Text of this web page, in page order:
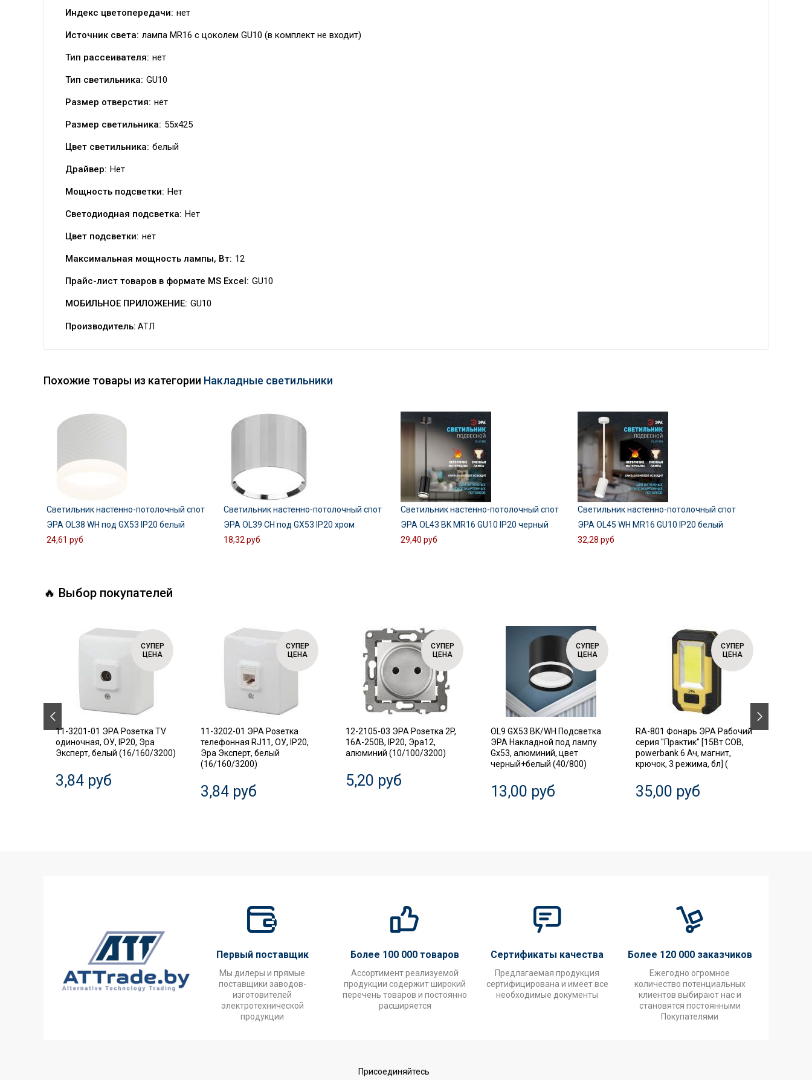
Индекс цветопередачи: нет
Источник света: лампа MR16 с цоколем GU10 (в комплект не входит)
Тип рассеивателя: нет
Тип светильника: GU10
Размер отверстия: нет
Размер светильника: 55x425
Цвет светильника: белый
Драйвер: Нет
Мощность подсветки: Нет
Светодиодная подсветка: Нет
Цвет подсветки: нет
Максимальная мощность лампы, Вт: 12
Прайс-лист товаров в формате MS Excel: GU10
МОБИЛЬНОЕ ПРИЛОЖЕНИЕ: GU10
Производитель: АТЛ
Похожие товары из категории Накладные светильники
Светильник настенно-потолочный спот
ЭРА OL38 WH под GX53 IP20 белый
24,61 руб
Светильник настенно-потолочный спот
ЭРА OL39 CH под GX53 IP20 хром
18,32 руб
Светильник настенно-потолочный спот
ЭРА OL43 BK MR16 GU10 IP20 черный
29,40 руб
Светильник настенно-потолочный спот
ЭРА OL45 WH MR16 GU10 IP20 белый
32,28 руб
🔥 Выбор покупателей
СУПЕР
ЦЕНА
11-3201-01 ЭРА Розетка TV
одиночная, ОУ, IP20, Эра
Эксперт, белый (16/160/3200)
3,84 руб
СУПЕР
ЦЕНА
11-3202-01 ЭРА Розетка
телефонная RJ11, ОУ, IP20,
Эра Эксперт, белый
(16/160/3200)
3,84 руб
СУПЕР
ЦЕНА
12-2105-03 ЭРА Розетка 2P,
16A-250В, IP20, Эра12,
алюминий (10/100/3200)
5,20 руб
СУПЕР
ЦЕНА
OL9 GX53 BK/WH Подсветка
ЭРА Накладной под лампу
Gx53, алюминий, цвет
черный+белый (40/800)
13,00 руб
СУПЕР
ЦЕНА
RA-801 Фонарь ЭРА Рабочий
серия "Практик" [15Вт COB,
powerbank 6 Ач, магнит,
крючок, 3 режима, бл] (
35,00 руб
Первый поставщик
Мы дилеры и прямые
поставщики заводов-
изготовителей
электротехнической
продукции
Более 100 000 товаров
Ассортимент реализуемой
продукции содержит широкий
перечень товаров и постоянно
расширяется
Сертификаты качества
Предлагаемая продукция
сертифицирована и имеет все
необходимые документы
Более 120 000 заказчиков
Ежегодно огромное
количество потенциальных
клиентов выбирают нас и
становятся постоянными
Покупателями
Присоединяйтесь